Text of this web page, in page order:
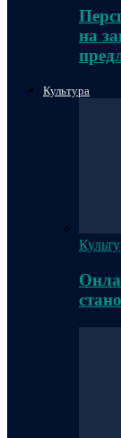
на
Культура